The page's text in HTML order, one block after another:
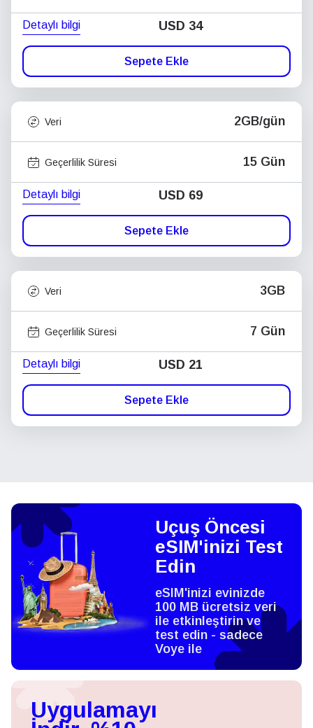
Detaylı bilgi USD 34
Sepete Ekle
Veri 2GB/gün
Geçerlilik Süresi 15 Gün
Detaylı bilgi USD 69
Sepete Ekle
Veri 3GB
Geçerlilik Süresi 7 Gün
Detaylı bilgi USD 21
Sepete Ekle
Uçuş Öncesi
eSIM'inizi Test
Edin
eSIM'inizi evinizde
100 MB ücretsiz veri
ile etkinleştirin ve
test edin - sadece
Voye ile
Uygulamayı